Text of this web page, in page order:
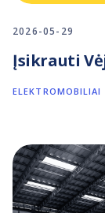
2026-05-29
Įsikrauti
ELEKTROMOBILIAI